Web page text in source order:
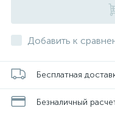
Добавить к
Бесплатная
Безналичный